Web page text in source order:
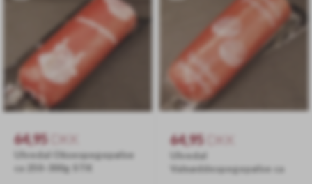
64,95 DKK
Ulvedal Oksespegepølse
ca 250-300g STK
64,95 DKK
Ulvedal
Valnøddespegepølse ca